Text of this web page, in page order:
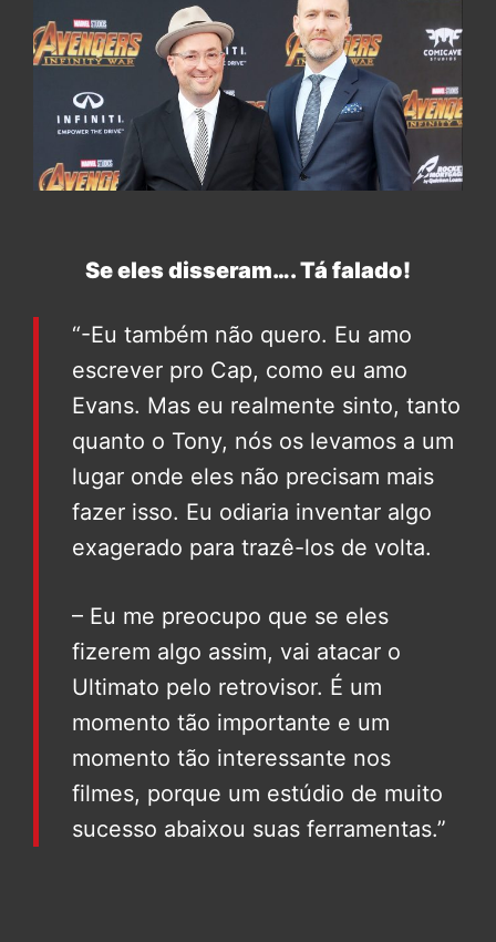
Se eles disseram…. Tá falado!
“-Eu também não quero. Eu amo
escrever pro Cap, como eu amo
Evans. Mas eu realmente sinto, tanto
quanto o Tony, nós os levamos a um
lugar onde eles não precisam mais
fazer isso. Eu odiaria inventar algo
exagerado para trazê-los de volta.
– Eu me preocupo que se eles
fizerem algo assim, vai atacar o
Ultimato pelo retrovisor. É um
momento tão importante e um
momento tão interessante nos
filmes, porque um estúdio de muito
sucesso abaixou suas ferramentas.”